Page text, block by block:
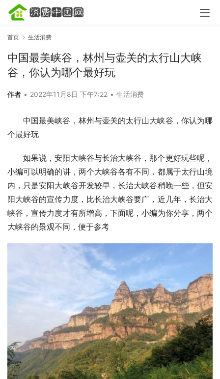
首页 生活消费
中国最美峡谷，林州与壶关的太行山大峡
谷，你认为哪个最好玩
作者 • 2022年11月8日 下午7:22 • 生活消费
中国最美峡谷，林州与壶关的太行山大峡谷，你认为哪
个最好玩
如果说，安阳大峡谷与长治大峡谷，那个更好玩些呢，
小编可以明确的讲，两个大峡谷各有不同，都属于太行山境
内，只是安阳大峡谷开发较早，长治大峡谷稍晚一些，但安
阳大峡谷的宣传力度，比长治大峡谷要广，近几年，长治大
峡谷，宣传力度才有所增高，下面呢，小编为你分享，两个
大峡谷的景观不同，便于参考